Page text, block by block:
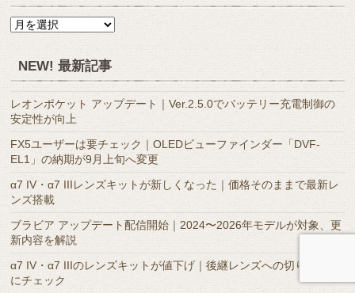
月
ー
カ
イ
ブ
NEW! 最新記事
レオンポケット アップデート｜Ver.2.5.0でバッテリー充電制御の
安定性が向上
FX5ユーザーは要チェック｜OLEDビューファインダー「DVF-
EL1」の納期が9月上旬へ変更
α7 IV・α7 IIIレンズキットが新しくなった｜価格そのままで最新レ
ンズ搭載
ブラビア アップデート配信開始｜2024〜2026年モデルが対象、更
新内容を解説
α7 IV・α7 IIIのレンズキットが値下げ｜後継レンズへの切り替え前
にチェック